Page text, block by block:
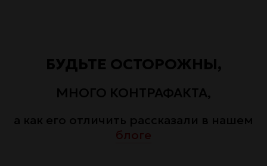
БУДЬТЕ ОСТОРОЖНЫ,
МНОГО КОНТРАФАКТА,
а как его отличить рассказали в нашем
блоге